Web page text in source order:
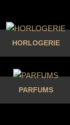
HORLOGERIE
PARFUMS